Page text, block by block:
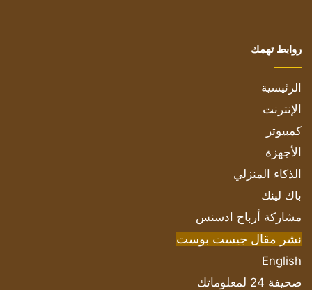
روابط تهمك
الرئيسية
الإنترنت
كمبيوتر
الأجهزة
الذكاء المنزلي
باك لينك
مشاركة أرباح ادسنس
نشر مقال جيست بوست
English
صحيفة 24 لمعلوماتك